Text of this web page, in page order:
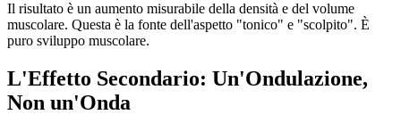
Il risultato è un aumento misurabile della densità e del volume
muscolare. Questa è la fonte dell'aspetto "tonico" e "scolpito". È
puro sviluppo muscolare.
L'Effetto Secondario: Un'Ondulazione,
Non un'Onda